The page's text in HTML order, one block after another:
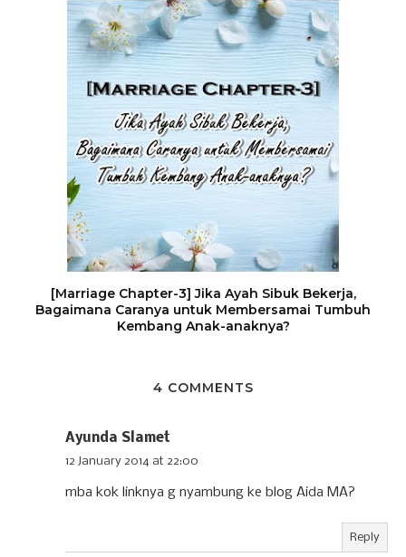
[Marriage Chapter-3] Jika Ayah Sibuk Bekerja,
Bagaimana Caranya untuk Membersamai Tumbuh
Kembang Anak-anaknya?
4 COMMENTS
Ayunda Slamet
12 January 2014 at 22:00
mba kok linknya g nyambung ke blog Aida MA?
Reply